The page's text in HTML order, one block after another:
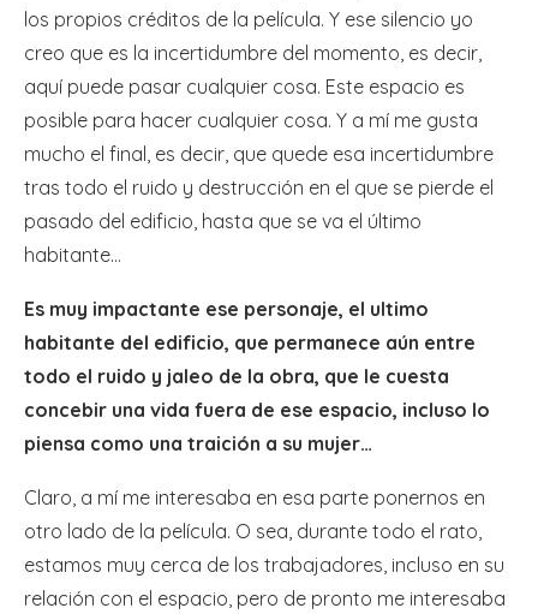
los propios créditos de la película. Y ese silencio yo
creo que es la incertidumbre del momento, es decir,
aquí puede pasar cualquier cosa. Este espacio es
posible para hacer cualquier cosa. Y a mí me gusta
mucho el final, es decir, que quede esa incertidumbre
tras todo el ruido y destrucción en el que se pierde el
pasado del edificio, hasta que se va el último
habitante…
Es muy impactante ese personaje, el ultimo
habitante del edificio, que permanece aún entre
todo el ruido y jaleo de la obra, que le cuesta
concebir una vida fuera de ese espacio, incluso lo
piensa como una traición a su mujer…
Claro, a mí me interesaba en esa parte ponernos en
otro lado de la película. O sea, durante todo el rato,
estamos muy cerca de los trabajadores, incluso en su
relación con el espacio, pero de pronto me interesaba